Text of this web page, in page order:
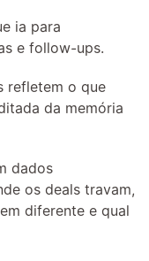
ia para
e follow-ups.
refletem o que
da memória
dados
os deals travam,
diferente e qual